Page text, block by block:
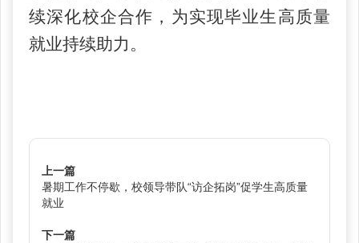
续深化校企合作，为实现毕业生高质量
就业持续助力。
上一篇
暑期工作不停歇，校领导带队“访企拓岗”促学生高质量
就业
下一篇